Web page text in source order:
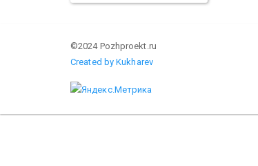
©2024 Pozhproekt.ru
Created by Kukharev